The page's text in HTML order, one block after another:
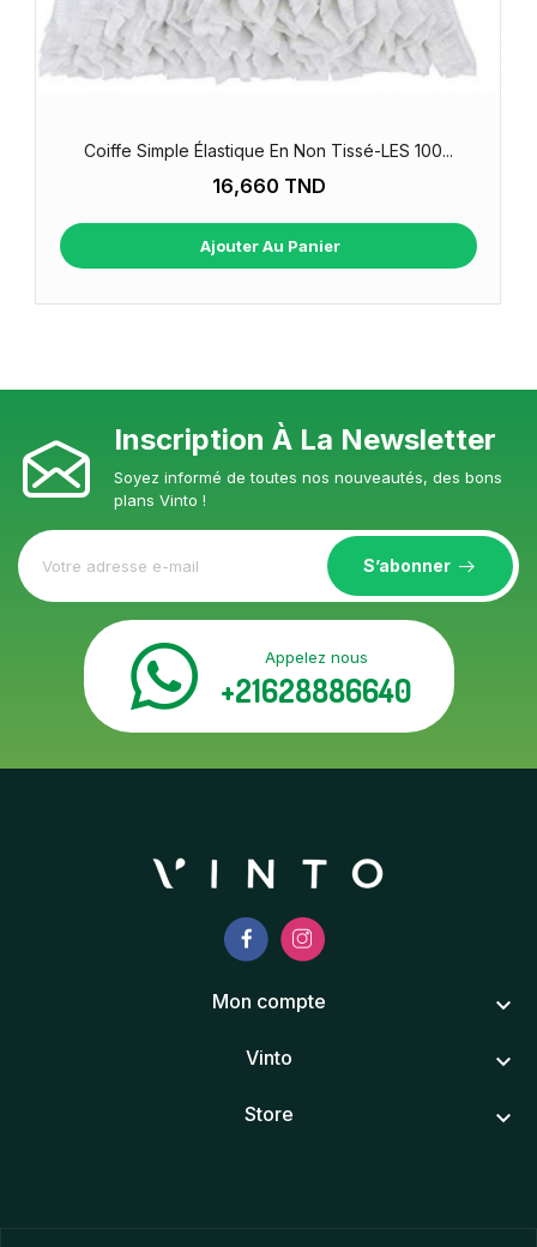
Coiffe Simple Élastique En Non Tissé-LES 100...
16,660 TND
Ajouter Au Panier
Inscription À La Newsletter
Soyez informé de toutes nos nouveautés, des bons
plans Vinto !
S’abonner
Appelez nous
+21628886640
Mon compte keyboard_arrow_down
Vinto keyboard_arrow_down
Store keyboard_arrow_down